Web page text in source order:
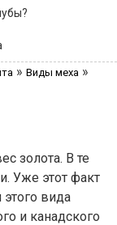
» Виды меха »
золота. В те
Уже этот факт
вида
и канадского